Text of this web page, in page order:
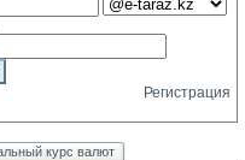
Регистрация
курс валют